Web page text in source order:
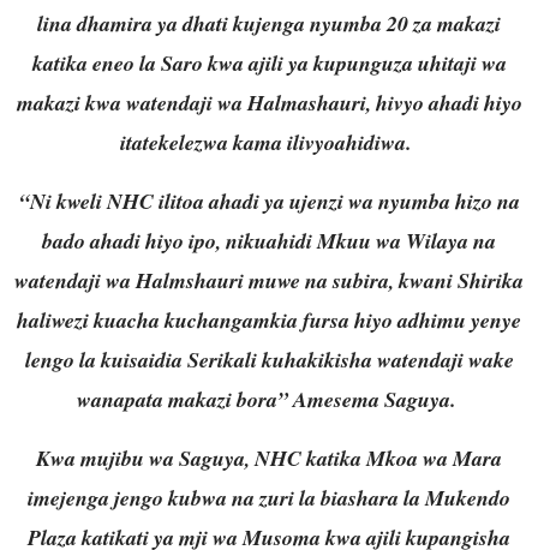
lina dhamira ya dhati kujenga nyumba 20 za makazi
katika eneo la Saro kwa ajili ya kupunguza uhitaji wa
makazi kwa watendaji wa Halmashauri, hivyo ahadi hiyo
itatekelezwa kama ilivyoahidiwa.
“Ni kweli NHC ilitoa ahadi ya ujenzi wa nyumba hizo na
bado ahadi hiyo ipo, nikuahidi Mkuu wa Wilaya na
watendaji wa Halmshauri muwe na subira, kwani Shirika
haliwezi kuacha kuchangamkia fursa hiyo adhimu yenye
lengo la kuisaidia Serikali kuhakikisha watendaji wake
wanapata makazi bora” Amesema Saguya.
Kwa mujibu wa Saguya, NHC katika Mkoa wa Mara
imejenga jengo kubwa na zuri la biashara la Mukendo
Plaza katikati ya mji wa Musoma kwa ajili kupangisha